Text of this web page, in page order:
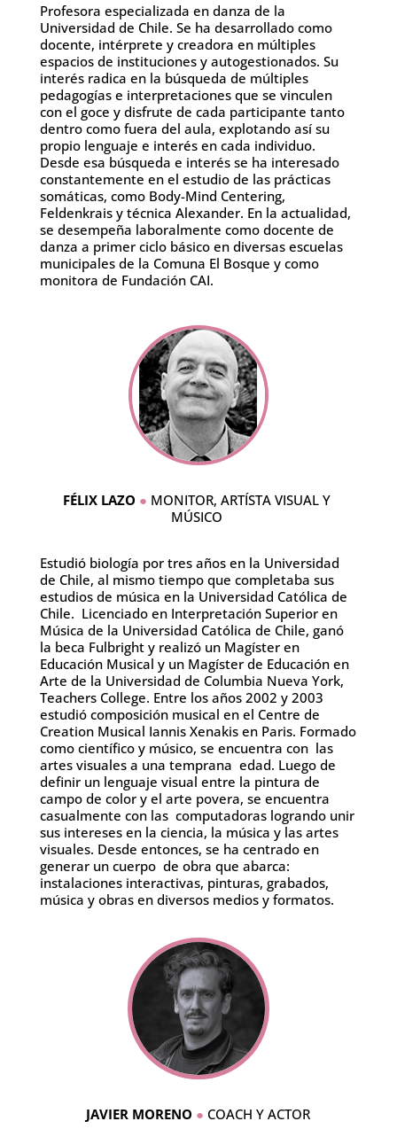
Profesora especializada en danza de la
Universidad de Chile. Se ha desarrollado como
docente, intérprete y creadora en múltiples
espacios de instituciones y autogestionados. Su
interés radica en la búsqueda de múltiples
pedagogías e interpretaciones que se vinculen
con el goce y disfrute de cada participante tanto
dentro como fuera del aula, explotando así su
propio lenguaje e interés en cada individuo.
Desde esa búsqueda e interés se ha interesado
constantemente en el estudio de las prácticas
somáticas, como Body-Mind Centering,
Feldenkrais y técnica Alexander. En la actualidad,
se desempeña laboralmente como docente de
danza a primer ciclo básico en diversas escuelas
municipales de la Comuna El Bosque y como
monitora de Fundación CAI.
FÉLIX LAZO ● MONITOR, ARTÍSTA VISUAL Y
MÚSICO
Estudió biología por tres años en la Universidad
de Chile, al mismo tiempo que completaba sus
estudios de música en la Universidad Católica de
Chile. Licenciado en Interpretación Superior en
Música de la Universidad Católica de Chile, ganó
la beca Fulbright y realizó un Magíster en
Educación Musical y un Magíster de Educación en
Arte de la Universidad de Columbia Nueva York,
Teachers College. Entre los años 2002 y 2003
estudió composición musical en el Centre de
Creation Musical Iannis Xenakis en Paris. Formado
como científico y músico, se encuentra con las
artes visuales a una temprana edad. Luego de
definir un lenguaje visual entre la pintura de
campo de color y el arte povera, se encuentra
casualmente con las computadoras logrando unir
sus intereses en la ciencia, la música y las artes
visuales. Desde entonces, se ha centrado en
generar un cuerpo de obra que abarca:
instalaciones interactivas, pinturas, grabados,
música y obras en diversos medios y formatos.
JAVIER MORENO ● COACH Y ACTOR